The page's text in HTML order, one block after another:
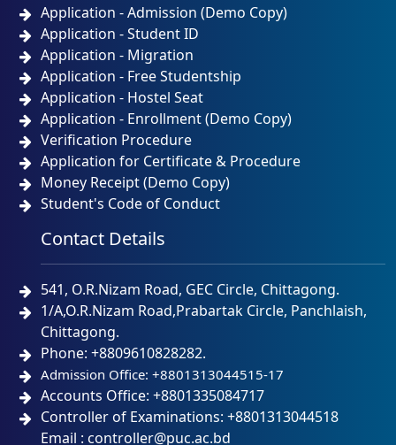
Application - Admission (Demo Copy)
Application - Student ID
Application - Migration
Application - Free Studentship
Application - Hostel Seat
Application - Enrollment (Demo Copy)
Verification Procedure
Application for Certificate & Procedure
Money Receipt (Demo Copy)
Student's Code of Conduct
Contact Details
541, O.R.Nizam Road, GEC Circle, Chittagong.
1/A,O.R.Nizam Road,Prabartak Circle, Panchlaish,
Chittagong.
Phone: +8809610828282.
Admission Office: +8801313044515-17
Accounts Office: +8801335084717
Controller of Examinations: +8801313044518
Email : controller@puc.ac.bd